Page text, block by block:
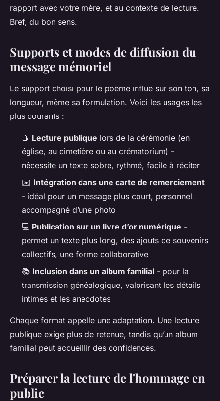
rapport avec votre mère, et au contexte de lecture.
Bref, du bon sens.
Supports et modes de diffusion du
message mémoriel
Le support choisi pour le poème influe sur son ton, sa
longueur, même sa formulation. Voici les usages les
plus courants :
📝 Lecture publique lors de la cérémonie (en
église, au cimetière ou au crématorium) -
nécessite un texte sobre, rythmé, facile à réciter
✉️ Intégration dans une carte de remerciement
- idéal pour un message plus court, personnel,
accompagné d’une photo
💻 Publication sur un livre d’or numérique -
permet un texte plus long, des ajouts de souvenirs
collectifs, une forme collaborative
📚 Inclusion dans un album familial - pour la
transmission généalogique, valorisant les détails
intimes et les anecdotes
Chaque format appelle une adaptation. Une lecture
publique exige plus de retenue, tandis qu’un album
familial peut accueillir des confidences.
Préparer la lecture de l'hommage en
public